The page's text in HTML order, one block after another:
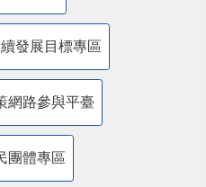
發展目標專區
網路參與平臺
團體專區